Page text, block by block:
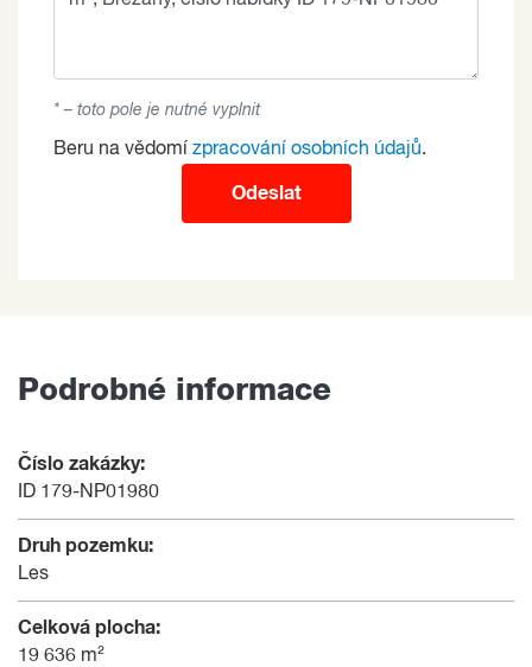
* – toto pole je nutné vyplnit
Beru na vědomí zpracování osobních údajů.
Odeslat
Podrobné informace
Číslo zakázky:
ID 179-NP01980
Druh pozemku:
Les
Celková plocha:
19 636 m²